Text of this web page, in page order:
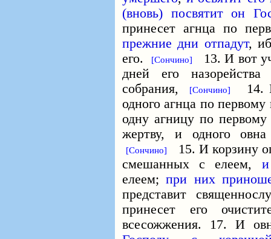
(вновь) посвятит он
принесет агнца по
прежние дни отпадут,
его.
[Сончино]
13. И вот
дней его
собрания,
[Сончино]
14. И
одного агнца по
одну агницу по первому
жертву, и одного
[Сончино]
15. И корзину
смешанных с елеем,
елеем;при них
представит
принесет его
всесожжения. 17. И